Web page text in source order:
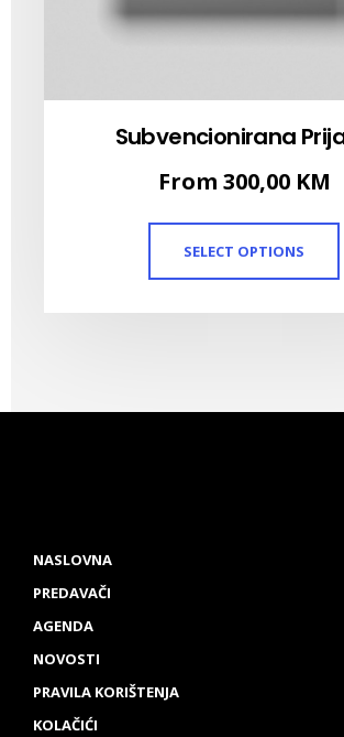
Subvencionirana
From 300,00 KM
SELECT OPTIONS
NASLOVNA
PREDAVAČI
AGENDA
NOVOSTI
PRAVILA KORIŠTENJA
KOLAČIĆI